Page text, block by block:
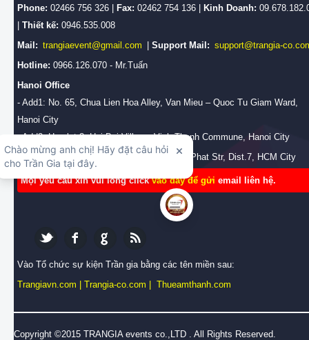
Phone: 02466 756 326 | Fax: 02462 754 136 | Kinh Doanh:
| Thiết kế: 0946.535.008
Mail: trangiaevent@gmail.com | Support Mail: support@trangia-
Hotline: 0966.126.070 - Mr.Tuấn
Hanoi Office
- Add1: No. 65, Chua Lien Hoa Alley, Van Mieu – Quoc Tu Giam Ward,
Hanoi City
- Add2: Hamlet 3, Hai Boi Village, Vinh Thanh Commune, Hanoi City
HCM Branch Office: No.28/2b, Huynh Tan Phat Str, Dist.7, HCM City
Mọi yêu cầu xin vui lòng clickvào đây để gửi email liên hệ.
Vào Tổ chức sự kiện Trần gia bằng các tên miền sau:
Trangiavn.com | Trangia-co.com | Thueamthanh.com
Copyright ©2015 TRANGIA events co.,LTD . All Rights Reserved.